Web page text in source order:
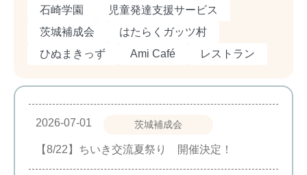
石崎学園
児童発達支援サービス
茨城補成会
はたらくガッツ村
ひぬまきっず
Ami Café レストラン
2026-07-01 茨城補成会
【8/22】ちいき交流夏祭り 開催決定！